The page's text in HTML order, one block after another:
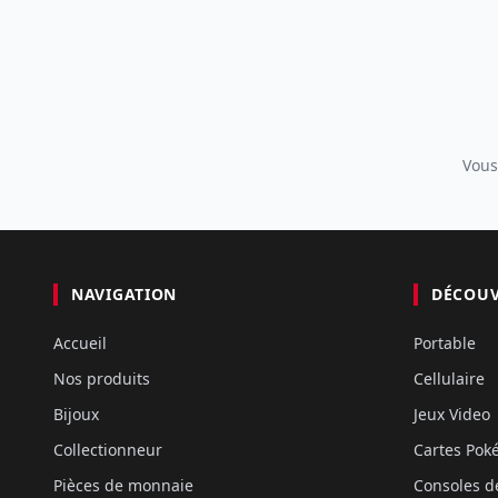
NAVIGATION
Accueil
Nos produits
Bijoux
Collectionneur
Pièces de monnaie
Portable
Cellulaire
Jeux Video
Cartes
Consoles